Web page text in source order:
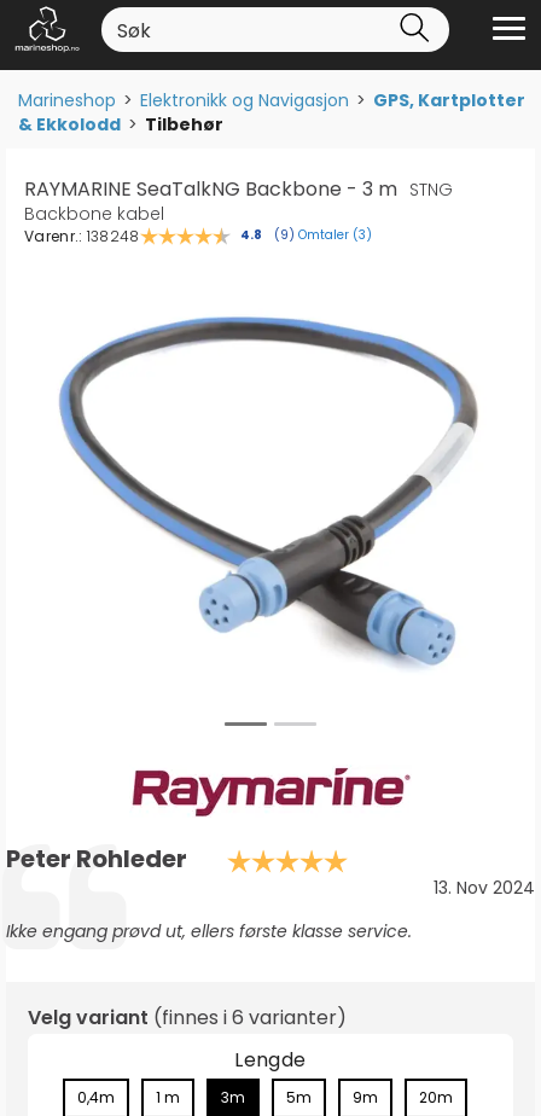
Marineshop>Elektronikk og Navigasjon>GPS, Kartplotter
& Ekkolodd>Tilbehør
RAYMARINE SeaTalkNG Backbone - 3 m STNG
Backbone kabel
Varenr.: 138248 Gjennomsnittskarakter:
4.8 (stemmer:
9) Omtaler (3)
Testimonial
Forfatter:
Peter Rohleder
Dato:
13. Nov 2024
Tekst:
Ikke engang prøvd ut, ellers første klasse service.
Velg variant (finnes i6 varianter)
Lengde
0,4m 1 m 3m 5m 9m 20m